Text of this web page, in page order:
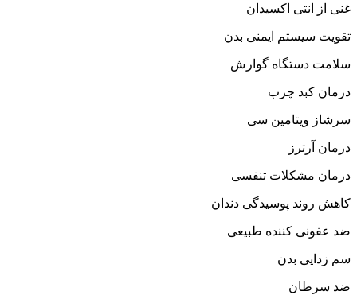
غنی از انتی اکسیدان
تقویت سیستم ایمنی بدن
سلامت دستگاه گوارش
درمان کبد چرب
سرشاز ویتامین سی
درمان آرترز
درمان مشکلات تنفسی
کاهش روند پوسیدگی دندان
ضد عفونی کننده طبیعی
سم زدایی بدن
ضد سرطان